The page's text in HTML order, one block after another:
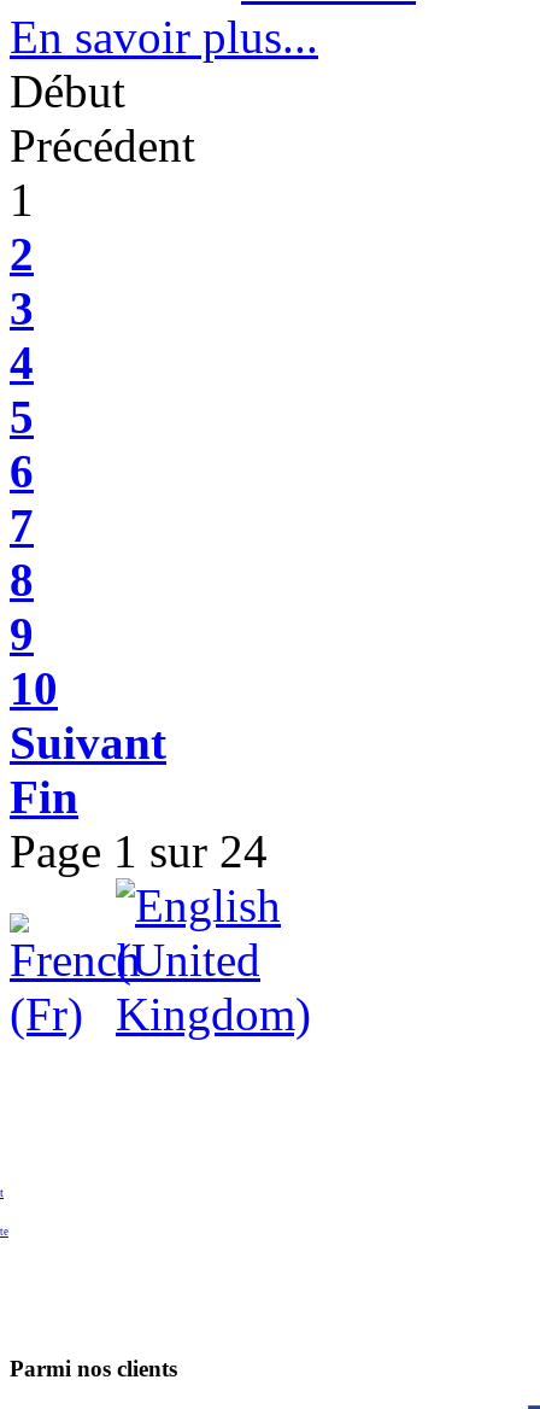
En savoir plus...
Début
Précédent
1
2
3
4
5
6
7
8
9
10
Suivant
Fin
Page 1 sur 24
Parmi nos clients